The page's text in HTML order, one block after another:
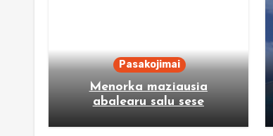
Pasakojimai
Menorka maziausia
abalearu salu sese